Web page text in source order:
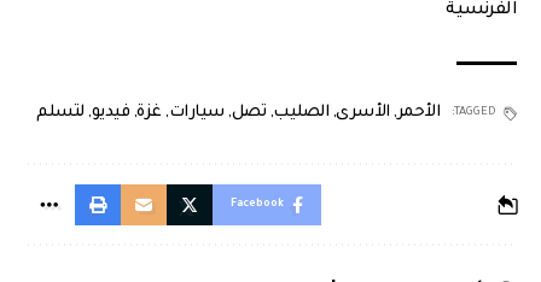
الفرنسية
TAGGED: الأحمر, الأسرى, الصليب, تصل, سيارات, غزة, فيديو, لتسلم
Facebook